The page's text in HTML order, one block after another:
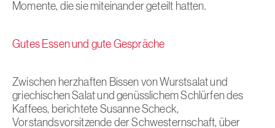
Momente, die sie miteinander geteilt hatten.
Gutes Essen und gute Gespräche
Zwischen herzhaften Bissen von Wurstsalat und
griechischen Salat und genüsslichem Schlürfen des
Kaffees, berichtete Susanne Scheck,
Vorstandsvorsitzende der Schwesternschaft, über